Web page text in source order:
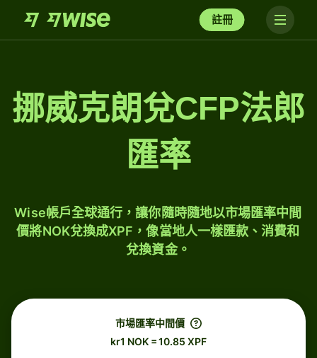
註冊
挪威克朗兌CFP法郎
匯率
Wise帳戶全球通行，讓你隨時隨地以市場匯率中間
價將NOK兌換成XPF，像當地人一樣匯款、消費和
兌換資金。
市場匯率中間價
kr1 NOK = 10.85 XPF